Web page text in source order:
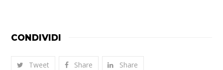
CONDIVIDI
Tweet Share Share